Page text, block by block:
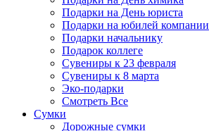
Подарки на День юриста
Подарки на юбилей компании
Подарки начальнику
Подарок коллеге
Сувениры к 23 февраля
Сувениры к 8 марта
Эко-подарки
Смотреть Все
Сумки
Дорожные сумки